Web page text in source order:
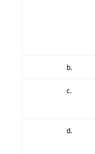
b.
c.
d.